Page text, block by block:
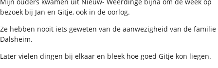
Mijn ouders kwamen uit Nieuw- Weerdinge bijna om de week op
bezoek bij Jan en Gitje, ook in de oorlog.
Ze hebben nooit iets geweten van de aanwezigheid van de familie
Dalsheim.
Later vielen dingen bij elkaar en bleek hoe goed Gitje kon liegen.